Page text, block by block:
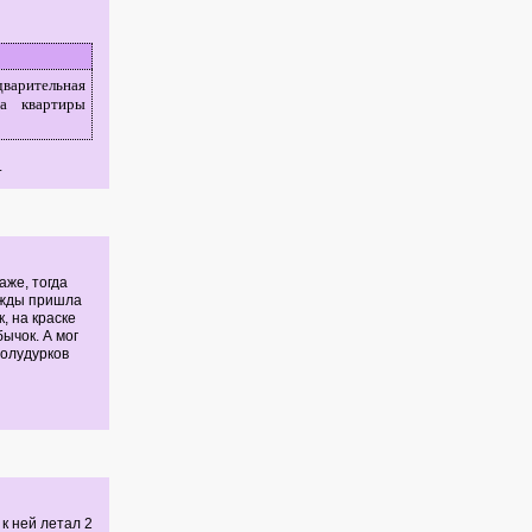
квартиры
тогда
пришла
на краске
А мог
ней летал 2